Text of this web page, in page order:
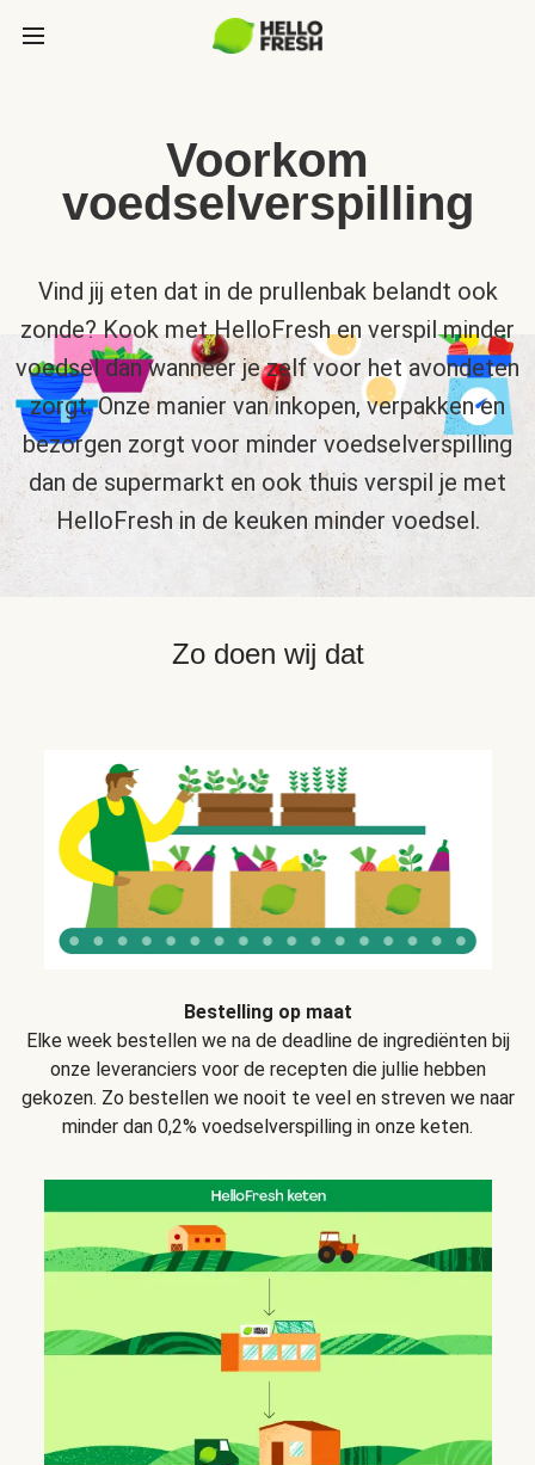
Voorkom
voedselverspilling
Vind jij eten dat in de prullenbak belandt ook
zonde? Kook met HelloFresh en verspil minder
voedsel dan wanneer je zelf voor het avondeten
zorgt. Onze manier van inkopen, verpakken en
bezorgen zorgt voor minder voedselverspilling
dan de supermarkt en ook thuis verspil je met
HelloFresh in de keuken minder voedsel.
Zo doen wij dat
Bestelling op maat
Elke week bestellen we na de deadline de ingrediënten bij
onze leveranciers voor de recepten die jullie hebben
gekozen. Zo bestellen we nooit te veel en streven we naar
minder dan 0,2% voedselverspilling in onze keten.